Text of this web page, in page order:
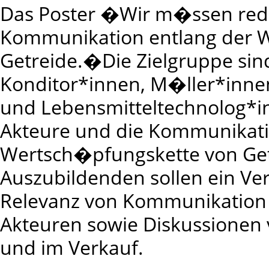
Das Poster �Wir m�ssen
Kommunikation entlang der
Getreide.�Die Zielgruppe
Konditor*innen,
und
Akteure und die
Wertsch�pfungskette von
Auszubildenden sollen ein
Relevanz von
Akteuren sowie
und im Verkauf.